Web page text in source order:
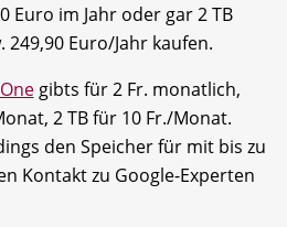
Euro im Jahr oder gar 2 TB
Euro/Jahr kaufen.
gibts für 2 Fr. monatlich,
2 TB für 10 Fr./Monat.
den Speicher für mit bis zu
Kontakt zu Google-Experten